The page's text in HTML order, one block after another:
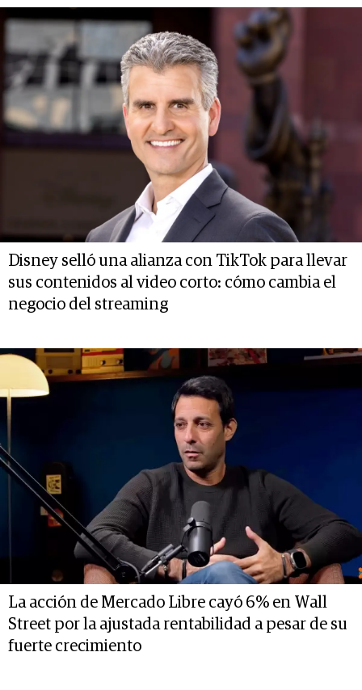
Disney selló una alianza con TikTok para llevar
sus contenidos al video corto: cómo cambia el
negocio del streaming
La acción de Mercado Libre cayó 6% en Wall
Street por la ajustada rentabilidad a pesar de su
fuerte crecimiento